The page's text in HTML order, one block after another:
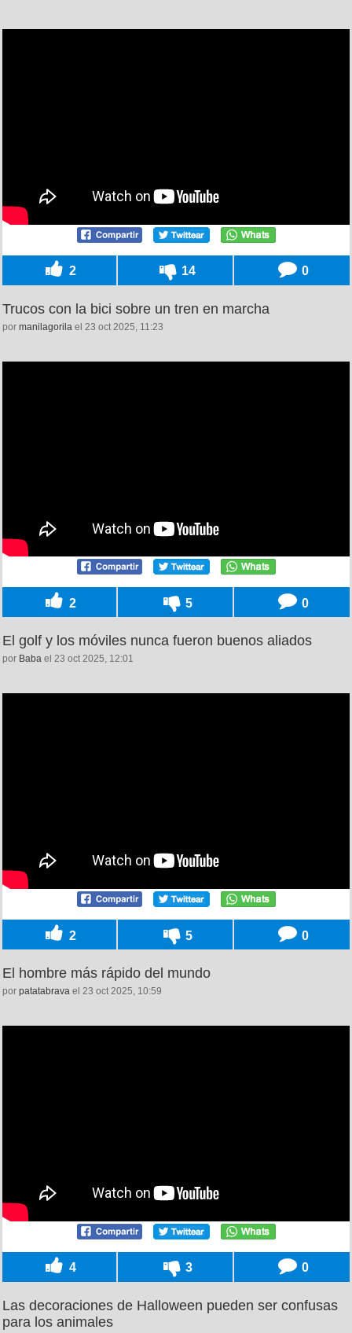
2 14 0
Trucos con la bici sobre un tren en marcha
por manilagorila el 23 oct 2025, 11:23
2 5 0
El golf y los móviles nunca fueron buenos aliados
por Baba el 23 oct 2025, 12:01
2 5 0
El hombre más rápido del mundo
por patatabrava el 23 oct 2025, 10:59
4 3 0
Las decoraciones de Halloween pueden ser confusas
para los animales